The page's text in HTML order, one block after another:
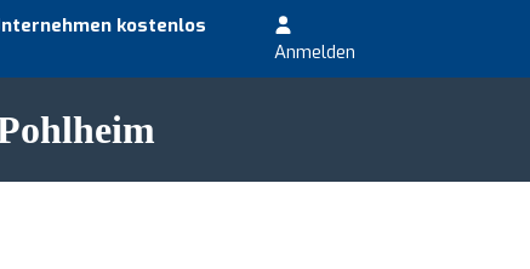
kostenlos
Anmelden